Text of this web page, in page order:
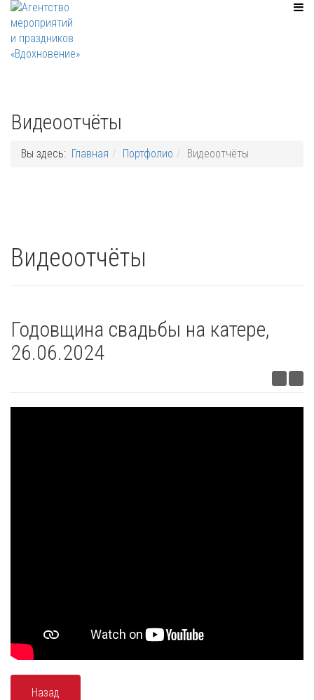
Видеоотчёты
Вы здесь: Главная Портфолио Видеоотчёты
Видеоотчёты
Годовщина свадьбы на катере,
26.06.2024
Назад